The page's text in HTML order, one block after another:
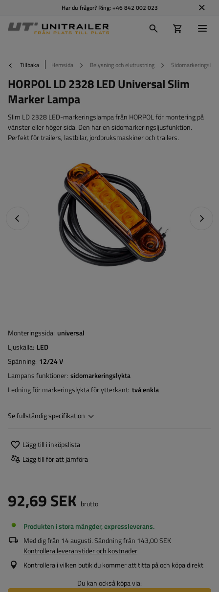
Har du frågor? Ring: +46 842 002 023
Tillbaka Hemsida Belysning och elutrustning
HORPOL LD 2328 LED Universal Slim
Marker Lampa
Slim LD 2328 LED-markeringslampa från HORPOL för montering på
vänster eller höger sida. Den har en sidomarkeringsljusfunktion.
Perfekt för trailers, lastbilar, jordbruksmaskiner och trailers.
Föregående foto Nästa
Monteringssida universal
Ljuskälla LED
Spänning 12/24 V
Lampans funktioner sidomarkeringslykta
Ledning för markeringslykta för ytterkant två enkla
Se fullständig specifikation
Lägg till i inköpslista
Lägg till för att jämföra
92,69 SEK brutto
Produkten i stora mängder, expressleverans
Med dig från 14 augusti. Sändning från 143,00 SEK
Kontrollera leveranstider och kostnader
Kontrollera i vilken butik du kommer att titta på och köpa direkt
Du kan också köpa via: